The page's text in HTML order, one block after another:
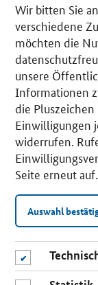
Wir bitten Sie
verschiedene
möchten die
unsere
Informationen
die
Einwilligungen
widerrufen.
Seite erneut auf.
Auswahl